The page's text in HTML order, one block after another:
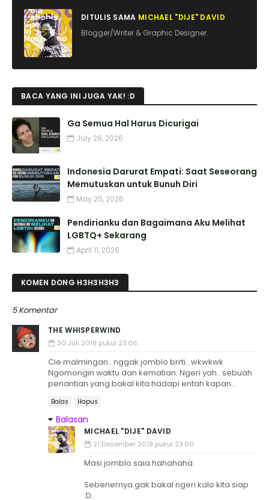
DITULIS SAMA MICHAEL "DIJE" DAVID
Blogger/Writer & Graphic Designer.
BACA YANG INI JUGA YAK! :D
Ga Semua Hal Harus Dicurigai
July 26, 2026
Indonesia Darurat Empati: Saat Seseorang
Memutuskan untuk Bunuh Diri
May 25, 2026
Pendirianku dan Bagaimana Aku Melihat
LGBTQ+ Sekarang
April 11, 2026
KOMEN DONG H3H3H3H3
5 Komentar
THE WHISPERWIND
30 Juli 2019 pukul 23.06
Cie malmingan.. nggak jomblo brrti.. wkwkwk
Ngomongin waktu dan kematian. Ngeri yah.. sebuah
penantian yang bakal kita hadapi entah kapan...
Balas Hapus
Balasan
MICHAEL "DIJE" DAVID
21 Desember 2019 pukul 23.00
Masi jomblo saia hahahaha.
Sebenernya gak bakal ngeri kalo kita siap
:D.